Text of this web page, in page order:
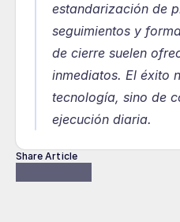
estandarización de
seguimientos y
de cierre suelen
inmediatos. El éxito
tecnología, sino de
ejecución diaria.
Share Article